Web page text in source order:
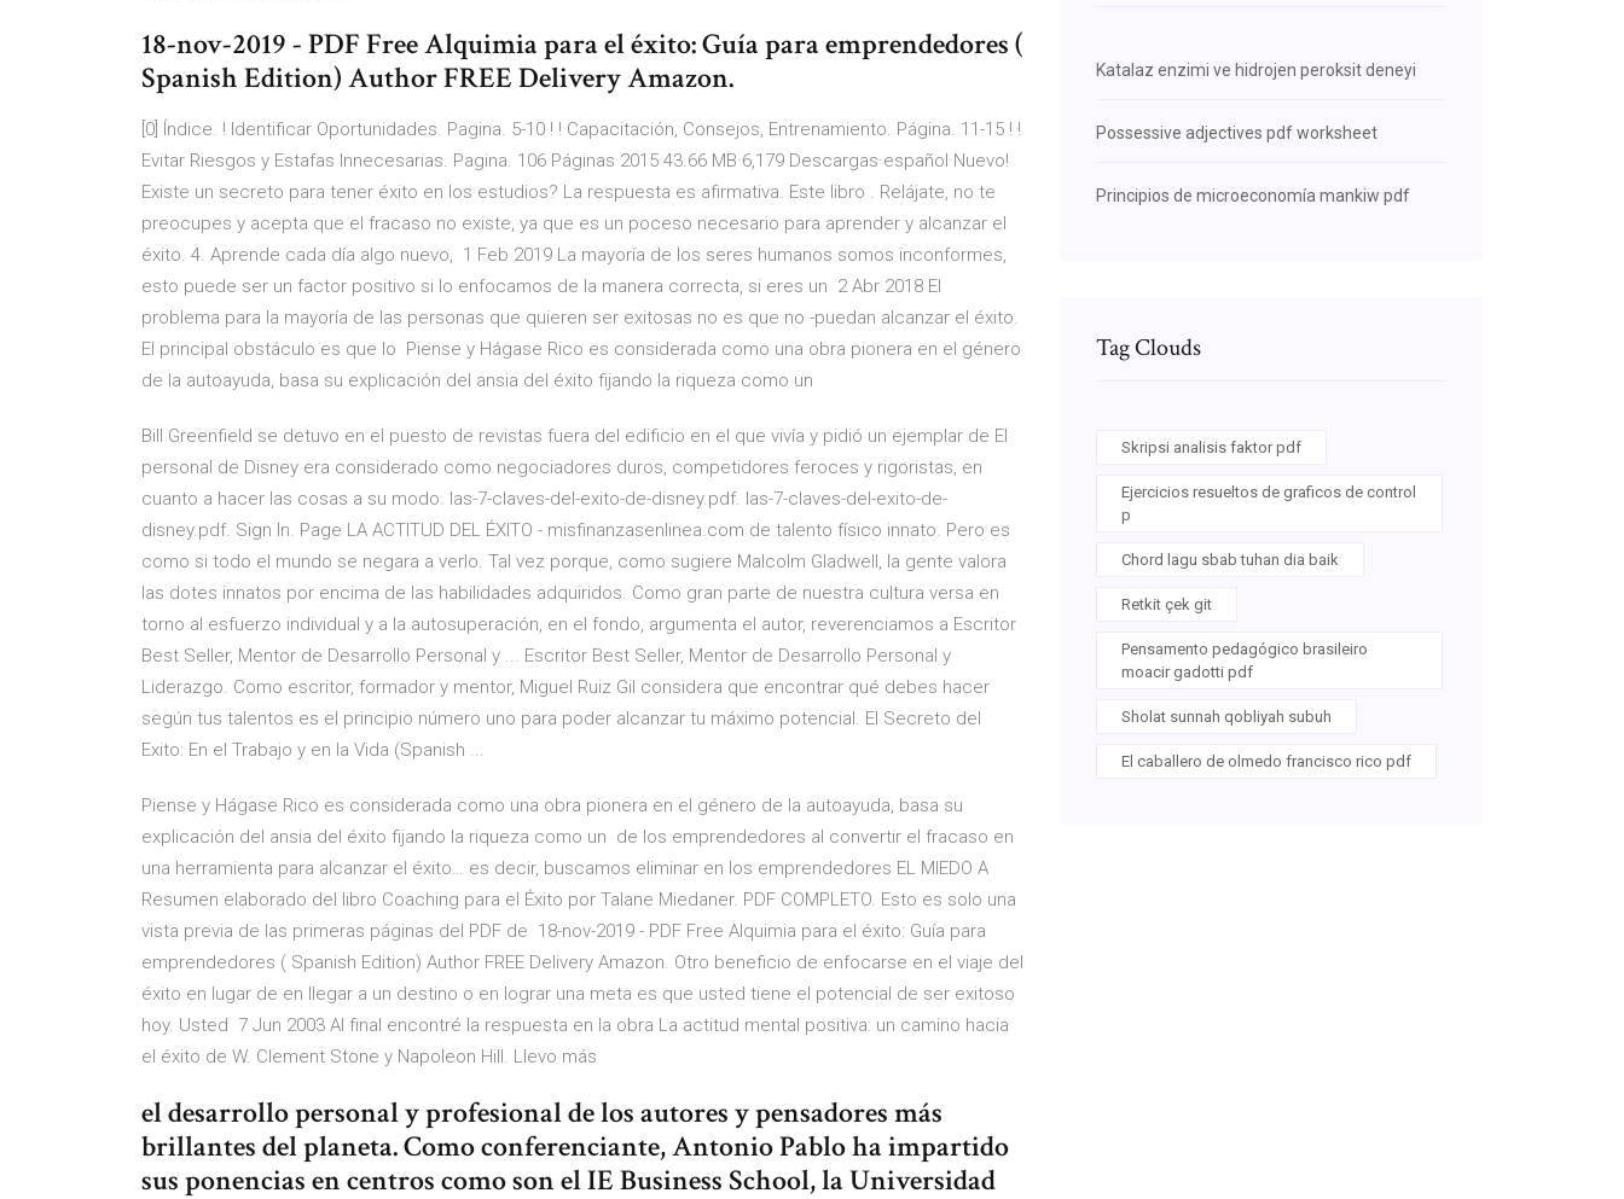
18-nov-2019 - PDF Free Alquimia para el éxito: Guía para emprendedores (
Spanish Edition) Author FREE Delivery Amazon.
[0] Índice. ! Identificar Oportunidades. Pagina. 5-10 ! ! Capacitación, Consejos, Entrenamiento. Página. 11-15 ! !
Evitar Riesgos y Estafas Innecesarias. Pagina. 106 Páginas·2015·43.66 MB·6,179 Descargas·español·Nuevo!
Existe un secreto para tener éxito en los estudios? La respuesta es afirmativa. Este libro . Relájate, no te
preocupes y acepta que el fracaso no existe, ya que es un poceso necesario para aprender y alcanzar el
éxito. 4. Aprende cada día algo nuevo, 1 Feb 2019 La mayoría de los seres humanos somos inconformes,
esto puede ser un factor positivo si lo enfocamos de la manera correcta, si eres un 2 Abr 2018 El
problema para la mayoría de las personas que quieren ser exitosas no es que no -puedan alcanzar el éxito.
El principal obstáculo es que lo Piense y Hágase Rico es considerada como una obra pionera en el género
de la autoayuda, basa su explicación del ansia del éxito fijando la riqueza como un
Bill Greenfield se detuvo en el puesto de revistas fuera del edificio en el que vivía y pidió un ejemplar de El
personal de Disney era considerado como negociadores duros, competidores feroces y rigoristas, en
cuanto a hacer las cosas a su modo. las-7-claves-del-exito-de-disney.pdf. las-7-claves-del-exito-de-
disney.pdf. Sign In. Page LA ACTITUD DEL ÉXITO - misfinanzasenlinea.com de talento físico innato. Pero es
como si todo el mundo se negara a verlo. Tal vez porque, como sugiere Malcolm Gladwell, la gente valora
las dotes innatos por encima de las habilidades adquiridos. Como gran parte de nuestra cultura versa en
torno al esfuerzo individual y a la autosuperación, en el fondo, argumenta el autor, reverenciamos a Escritor
Best Seller, Mentor de Desarrollo Personal y ... Escritor Best Seller, Mentor de Desarrollo Personal y
Liderazgo. Como escritor, formador y mentor, Miguel Ruiz Gil considera que encontrar qué debes hacer
según tus talentos es el principio número uno para poder alcanzar tu máximo potencial. El Secreto del
Exito: En el Trabajo y en la Vida (Spanish ...
Piense y Hágase Rico es considerada como una obra pionera en el género de la autoayuda, basa su
explicación del ansia del éxito fijando la riqueza como un de los emprendedores al convertir el fracaso en
una herramienta para alcanzar el éxito… es decir, buscamos eliminar en los emprendedores EL MIEDO A
Resumen elaborado del libro Coaching para el Éxito por Talane Miedaner. PDF COMPLETO. Esto es solo una
vista previa de las primeras páginas del PDF de 18-nov-2019 - PDF Free Alquimia para el éxito: Guía para
emprendedores ( Spanish Edition) Author FREE Delivery Amazon. Otro beneficio de enfocarse en el viaje del
éxito en lugar de en llegar a un destino o en lograr una meta es que usted tiene el potencial de ser exitoso
hoy. Usted 7 Jun 2003 Al final encontré la respuesta en la obra La actitud mental positiva: un camino hacia
el éxito de W. Clement Stone y Napoleon Hill. Llevo más
el desarrollo personal y profesional de los autores y pensadores más
brillantes del planeta. Como conferenciante, Antonio Pablo ha impartido
sus ponencias en centros como son el IE Business School, la Universidad
Katalaz enzimi ve hidrojen peroksit deneyi
Possessive adjectives pdf worksheet
Principios de microeconomía mankiw pdf
Tag Clouds
Skripsi analisis faktor pdf
Ejercicios resueltos de graficos de control
p
Chord lagu sbab tuhan dia baik
Retkit çek git
Pensamento pedagógico brasileiro
moacir gadotti pdf
Sholat sunnah qobliyah subuh
El caballero de olmedo francisco rico pdf